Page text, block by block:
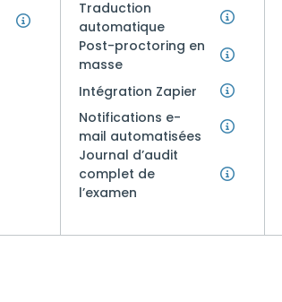
Traduction
automatique
Post-proctoring en
masse
Intégration Zapier
Notifications e-
mail automatisées
Journal d’audit
complet de
l’examen